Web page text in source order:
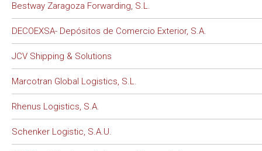
Bestway Zaragoza Forwarding, S.L.
DECOEXSA- Depósitos de Comercio Exterior, S.A.
JCV Shipping & Solutions
Marcotran Global Logistics, S.L.
Rhenus Logistics, S.A.
Schenker Logistic, S.A.U.